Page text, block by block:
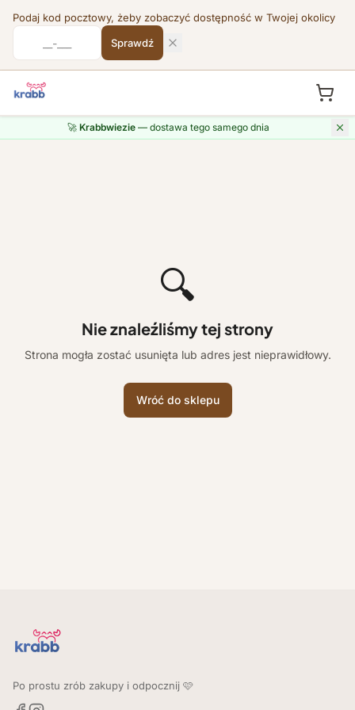
Podaj kod pocztowy, żeby zobaczyć dostępność w Twojej okolicy
Sprawdź
🚀 Krabbwiezie— dostawa tego samego dnia
🔍
Nie znaleźliśmy tej strony
Strona mogła zostać usunięta lub adres jest nieprawidłowy.
Wróć do sklepu
Po prostu zrób zakupy i odpocznij 🩷